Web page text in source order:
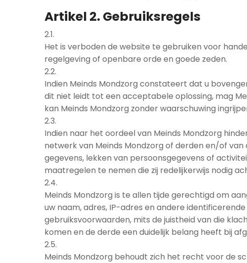
Artikel 2. Gebruiksregels
2.1.
Het is verboden de website te gebruiken voor
regelgeving of openbare orde en goede zeden.
2.2.
Indien Meinds Mondzorg constateert dat u
dit niet leidt tot een acceptabele oplossing, mag
kan Meinds Mondzorg zonder waarschuwing
2.3.
Indien naar het oordeel van Meinds Mondzorg
netwerk van Meinds Mondzorg of derden en/of
gegevens, lekken van persoonsgegevens of
maatregelen te nemen die zij redelijkerwijs nodig
2.4.
Meinds Mondzorg is te allen tijde gerechtigd om
uw naam, adres, IP-adres en andere
gebruiksvoorwaarden, mits de juistheid van die
komen en de derde een duidelijk belang heeft bij
2.5.
Meinds Mondzorg behoudt zich het recht voor de